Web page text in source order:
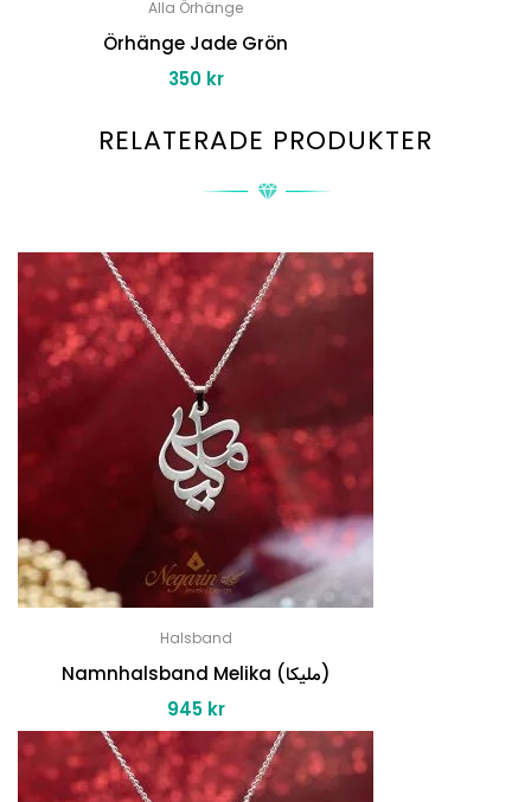
Alla Örhänge
Örhänge Jade Grön
350 kr
RELATERADE PRODUKTER
Halsband
Namnhalsband Melika (ملیکا)
945 kr